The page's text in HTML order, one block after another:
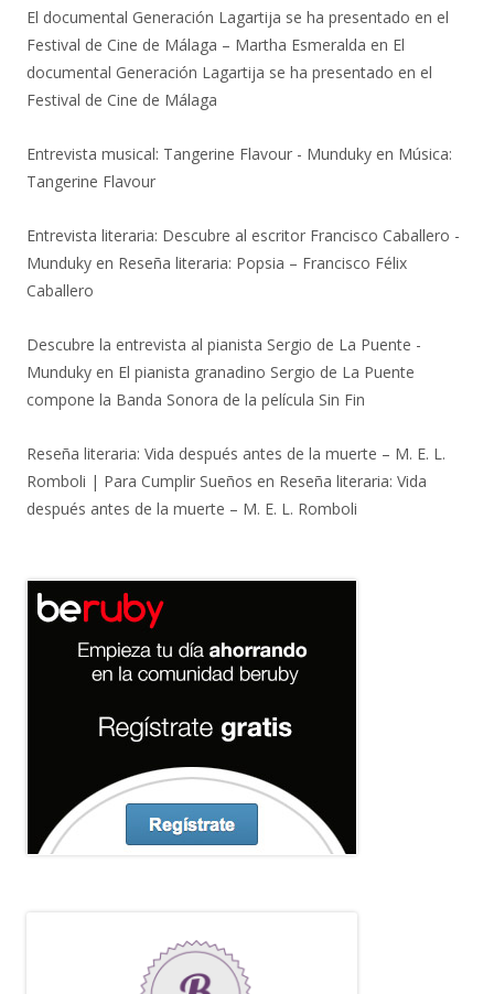
El documental Generación Lagartija se ha presentado en el
Festival de Cine de Málaga – Martha Esmeralda en El
documental Generación Lagartija se ha presentado en el
Festival de Cine de Málaga
Entrevista musical: Tangerine Flavour - Munduky en Música:
Tangerine Flavour
Entrevista literaria: Descubre al escritor Francisco Caballero -
Munduky en Reseña literaria: Popsia – Francisco Félix
Caballero
Descubre la entrevista al pianista Sergio de La Puente -
Munduky en El pianista granadino Sergio de La Puente
compone la Banda Sonora de la película Sin Fin
Reseña literaria: Vida después antes de la muerte – M. E. L.
Romboli | Para Cumplir Sueños en Reseña literaria: Vida
después antes de la muerte – M. E. L. Romboli